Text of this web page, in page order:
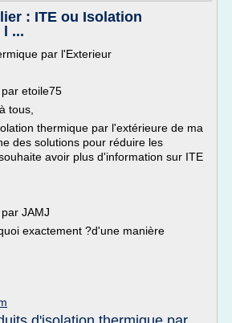
: ITE ou Isolation
l ...
par l'Exterieur
etoile75
tous,
thermique par l'extérieure de ma
des solutions pour réduire les
avoir plus d'information sur ITE
JAMJ
exactement ?d'une manière